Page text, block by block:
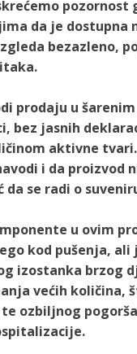
pozornost
da je dostupna
bezazleno,
prodaju u
bez jasnih
aktivne
i da proizvod
da se radi o
u ovim
kod pušenja,
izostanka brzog
većih količina,
ozbiljnog